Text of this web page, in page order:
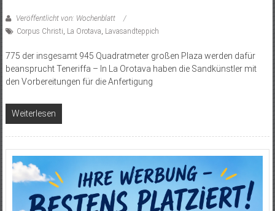
Veröffentlicht von: Wochenblatt
Corpus Christi, La Orotava, Lavasandteppich
775 der insgesamt 945 Quadratmeter großen Plaza werden dafür
beansprucht Teneriffa – In La Orotava haben die Sandkünstler mit
den Vorbereitungen für die Anfertigung
Weiterlesen